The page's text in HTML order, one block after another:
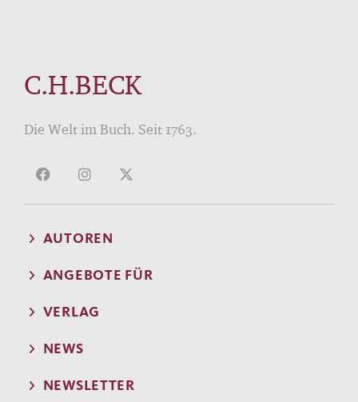
C.H.BECK
Die Welt im Buch. Seit 1763.
AUTOREN
ANGEBOTE FÜR
VERLAG
NEWS
NEWSLETTER